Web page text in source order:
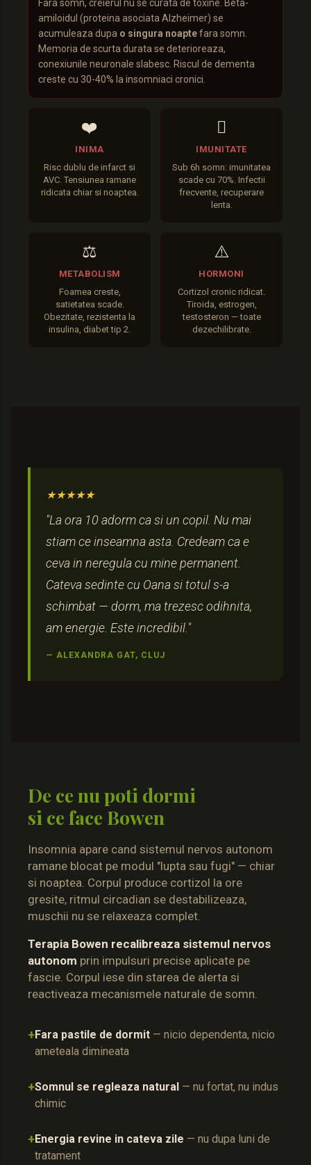
Fara somn, creierul nu se curata de toxine. Beta-
amiloidul (proteina asociata Alzheimer) se
acumuleaza dupa o singura noaptefara somn.
Memoria de scurta durata se deterioreaza,
conexiunile neuronale slabesc. Riscul de dementa
creste cu 30-40% la insomniaci cronici.
❤️
INIMA
Risc dublu de infarct si
AVC. Tensiunea ramane
ridicata chiar si noaptea.
️
IMUNITATE
Sub 6h somn: imunitatea
scade cu 70%. Infectii
frecvente, recuperare
lenta.
⚖️
METABOLISM
Foamea creste,
satietatea scade.
Obezitate, rezistenta la
insulina, diabet tip 2.
⚠️
HORMONI
Cortizol cronic ridicat.
Tiroida, estrogen,
testosteron — toate
dezechilibrate.
★★★★★
"La ora 10 adorm ca si un copil. Nu mai
stiam ce inseamna asta. Credeam ca e
ceva in neregula cu mine permanent.
Cateva sedinte cu Oana si totul s-a
schimbat — dorm, ma trezesc odihnita,
am energie. Este incredibil."
— ALEXANDRA GAT, CLUJ
De ce nu poti dormi
si ce face Bowen
Insomnia apare cand sistemul nervos autonom
ramane blocat pe modul "lupta sau fugi" — chiar
si noaptea. Corpul produce cortizol la ore
gresite, ritmul circadian se destabilizeaza,
muschii nu se relaxeaza complet.
Terapia Bowen recalibreaza sistemul nervos
autonom prin impulsuri precise aplicate pe
fascie. Corpul iese din starea de alerta si
reactiveaza mecanismele naturale de somn.
+Fara pastile de dormit — nicio dependenta, nicio
ameteala dimineata
+Somnul se regleaza natural — nu fortat, nu indus
chimic
+Energia revine in cateva zile — nu dupa luni de
tratament